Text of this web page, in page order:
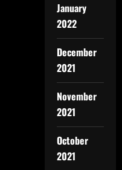
January
2022
December
2021
November
2021
October
2021